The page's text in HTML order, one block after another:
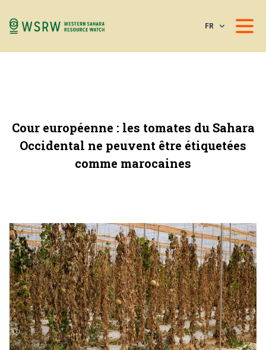
FR
Cour européenne : les tomates du Sahara
Occidental ne peuvent être étiquetées
comme marocaines